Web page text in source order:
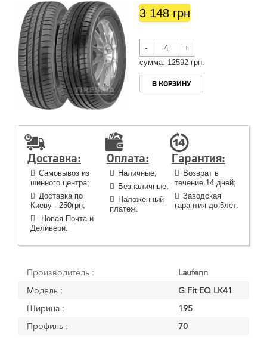
3 148 грн
- +
cумма: 12592 грн.
В КОРЗИНУ
Доставка:
Самовывоз из
шинного центра;
Доставка по
Киеву - 250грн;
Новая Почта и
Деливери.
Оплата:
Наличные;
Безналичные;
Наложенный
платеж.
Гарантия:
Возврат в
течение 14 дней;
Заводская
гарантия до 5лет.
Производитель :
Laufenn
Модель :
G Fit EQ LK41
Ширина :
195
Профиль :
70